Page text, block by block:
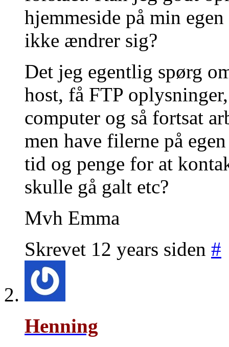
hjemmeside på min
ikke ændrer sig?
Det jeg egentlig spørg
host, få FTP
computer og så fortsat
men have filerne på
tid og penge for at
skulle gå galt etc?
Mvh Emma
Skrevet 12 years siden #
Henning